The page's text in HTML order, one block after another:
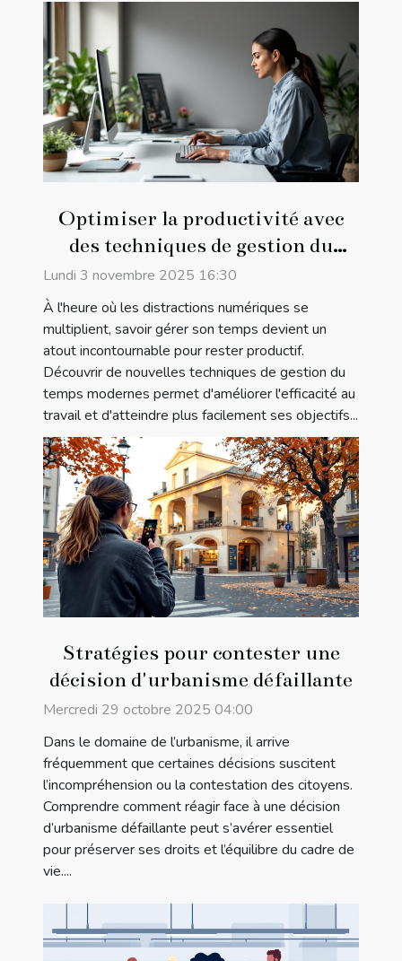
Optimiser la productivité avec
des techniques de gestion du
temps modernes
Lundi 3 novembre 2025 16:30
À l'heure où les distractions numériques se
multiplient, savoir gérer son temps devient un
atout incontournable pour rester productif.
Découvrir de nouvelles techniques de gestion du
temps modernes permet d'améliorer l'efficacité au
travail et d'atteindre plus facilement ses objectifs...
Stratégies pour contester une
décision d'urbanisme défaillante
Mercredi 29 octobre 2025 04:00
Dans le domaine de l’urbanisme, il arrive
fréquemment que certaines décisions suscitent
l’incompréhension ou la contestation des citoyens.
Comprendre comment réagir face à une décision
d’urbanisme défaillante peut s’avérer essentiel
pour préserver ses droits et l’équilibre du cadre de
vie....